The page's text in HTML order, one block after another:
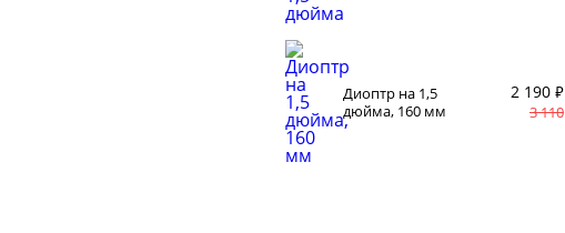
автоклаве
Диоптр на 1,5
дюйма, 160 мм
2 190 ₽
3 110